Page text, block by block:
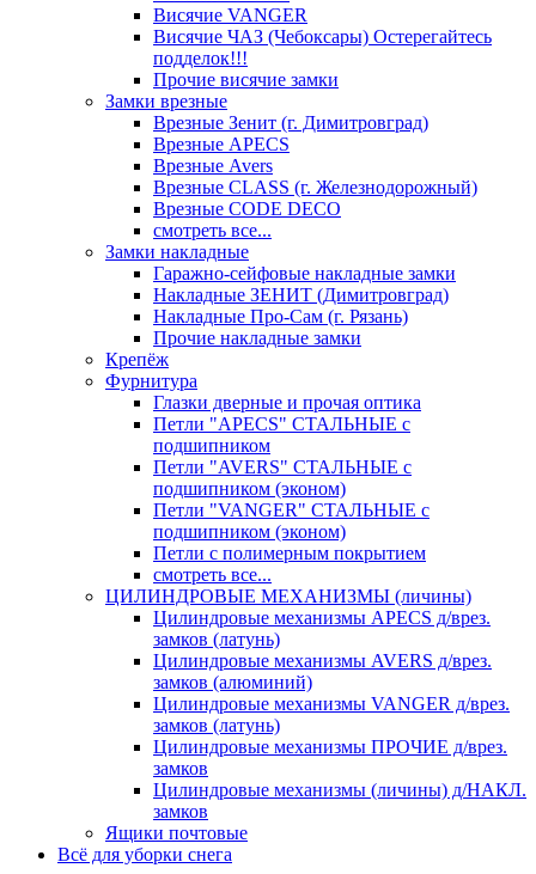
Висячие VANGER
Висячие ЧАЗ (Чебоксары) Остерегайтесь
подделок!!!
Прочие висячие замки
Замки врезные
Врезные Зенит (г. Димитровград)
Врезные APECS
Врезные Avers
Врезные CLASS (г. Железнодорожный)
Врезные CODE DECO
смотреть все...
Замки накладные
Гаражно-сейфовые накладные замки
Накладные ЗЕНИТ (Димитровград)
Накладные Про-Сам (г. Рязань)
Прочие накладные замки
Крепёж
Фурнитура
Глазки дверные и прочая оптика
Петли "APECS" СТАЛЬНЫЕ с
подшипником
Петли "AVERS" СТАЛЬНЫЕ с
подшипником (эконом)
Петли "VANGER" СТАЛЬНЫЕ с
подшипником (эконом)
Петли с полимерным покрытием
смотреть все...
ЦИЛИНДРОВЫЕ МЕХАНИЗМЫ (личины)
Цилиндровые механизмы APECS д/врез.
замков (латунь)
Цилиндровые механизмы AVERS д/врез.
замков (алюминий)
Цилиндровые механизмы VANGER д/врез.
замков (латунь)
Цилиндровые механизмы ПРОЧИЕ д/врез.
замков
Цилиндровые механизмы (личины) д/НАКЛ.
замков
Ящики почтовые
Всё для уборки снега